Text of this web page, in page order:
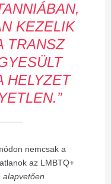
KEZELIK
TRANSZ
HELYZET
nemcsak a
az LMBTQ+
alapvetően